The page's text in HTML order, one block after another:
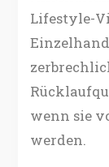
Lifestyle-
wenn sie
werden.